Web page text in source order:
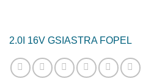
2.0I 16V GSI ASTRA FOPEL